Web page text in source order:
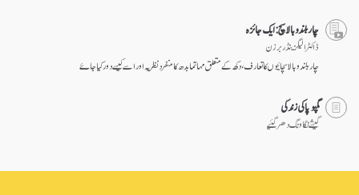
چار بلند و بالا سچ: ایک جائزہ
ڈاکٹر الیگزینڈر برزن
چار بلند و بالا سچائیوں کا تعارف، دکھ کے متعلق مہاتما بدھ کا منفرد نظریہ اور اسے کیسے دور کیا جاۓ
گمپوپا کی زندگی
گیشے نگاونگ دھرگئیے